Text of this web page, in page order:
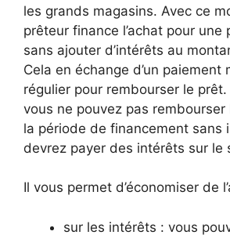
les grands magasins. Avec ce
prêteur finance l’achat pour une
sans ajouter d’intérêts au
Cela en échange d’un paiement
régulier pour rembourser le
vous ne pouvez pas
la période de financement sans
devrez payer des intérêts sur le
Il vous permet d’économiser de
sur les intérêts : vous